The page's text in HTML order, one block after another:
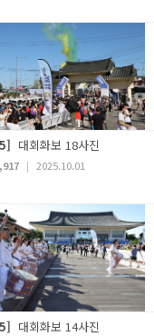
대회화보 18사진
| 2025.10.01
대회화보 14사진